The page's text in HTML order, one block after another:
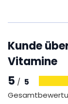
Kunde
Vitamine
5 / 5